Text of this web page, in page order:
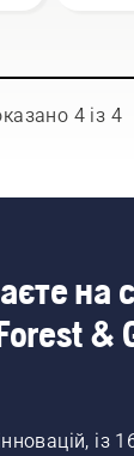
наша
X-
4 із 4
на
&
із